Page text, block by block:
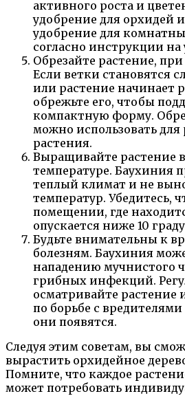
активного роста и
удобрение для орхидей
удобрение для
согласно инструкции на
Обрезайте растение,
Если ветки становятся
или растение начинает
обрежьте его, чтобы
компактную форму.
можно использовать
растения.
Выращивайте растение
температуре. Баухиния
теплый климат и не
температур. Убедитесь,
помещении, где
опускается ниже 10
Будьте внимательны к
болезням. Баухиния
нападению мучнистого
грибных инфекций.
осматривайте
по борьбе с
они появятся.
Следуя этим советам, вы
вырастить орхидейное
Помните, что каждое
может потребовать